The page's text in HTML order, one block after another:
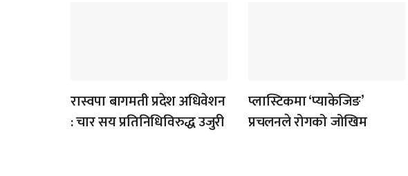
रास्वपा बागमती प्रदेश अधिवेशन
: चार सय प्रतिनिधिविरुद्ध उजुरी
प्लास्टिकमा ‘प्याकेजिङ’
प्रचलनले रोगको जोखिम